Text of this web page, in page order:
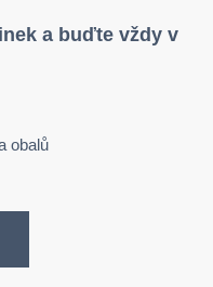
a buďte vždy v
obalů